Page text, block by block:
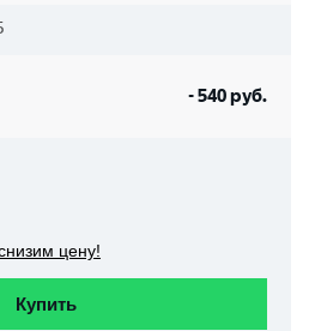
-540руб.
цену!
Купить